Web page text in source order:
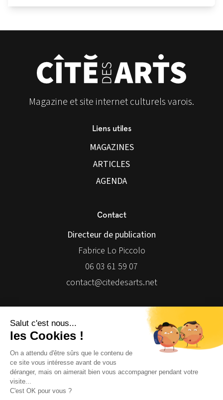
Magazine et site internet culturels varois.
Liens utiles
MAGAZINES
ARTICLES
AGENDA
Contact
Directeur de publication
Fabrice Lo Piccolo
06 03 61 59 07
contact@citedesarts.net